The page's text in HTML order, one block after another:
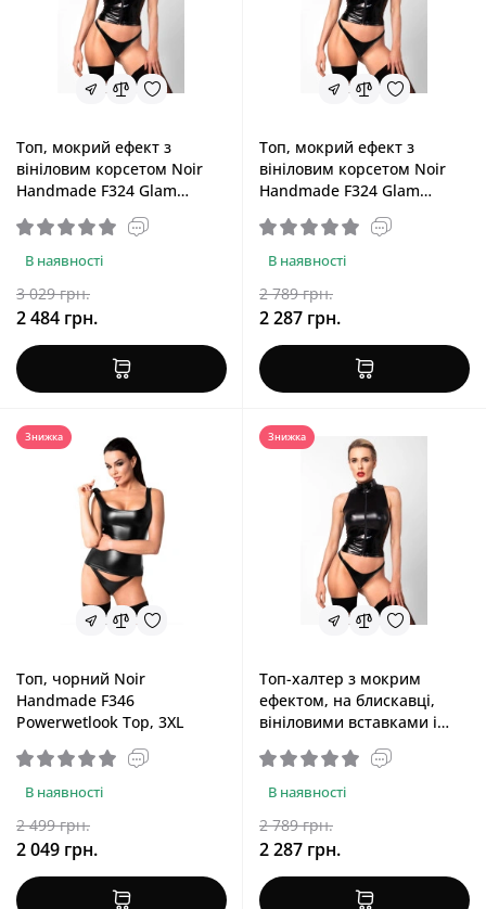
Топ, мокрий ефект з
вініловим корсетом Noir
Handmade F324 Glam
Wetlook Top with Vinyl
Corset, XXL
В наявності
3 029 грн.
2 484 грн.
Топ, мокрий ефект з
вініловим корсетом Noir
Handmade F324 Glam
Wetlook Top with Vinyl
Corset, S
В наявності
2 789 грн.
2 287 грн.
Знижка
Топ, чорний Noir
Handmade F346
Powerwetlook Top, 3XL
В наявності
2 499 грн.
2 049 грн.
Знижка
Топ-халтер з мокрим
ефектом, на блискавці,
вініловими вставками і
коміром-стійкою Noir
Handmade F324 Glam Black,
MВ наявності
2 789 грн.
2 287 грн.